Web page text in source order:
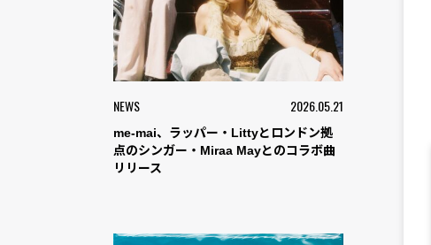
NEWS 2026.05.21
me-mai、ラッパー・Littyとロンドン拠
点のシンガー・Miraa Mayとのコラボ曲
リリース